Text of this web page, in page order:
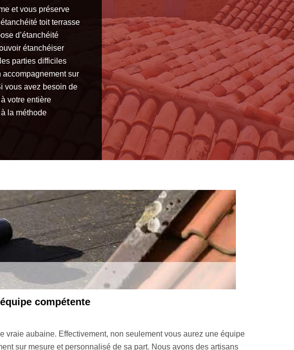
et vous préserve
toit terrasse
d’étanchéité
étanchéiser
parties difficiles
accompagnement sur
vous avez besoin de
votre entière
la méthode
compétente
vraie aubaine. Effectivement, non seulement vous aurez une équipe
sur mesure et personnalisé de sa part. Nous avons des artisans